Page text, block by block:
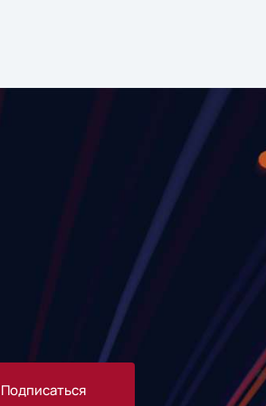
Подписаться